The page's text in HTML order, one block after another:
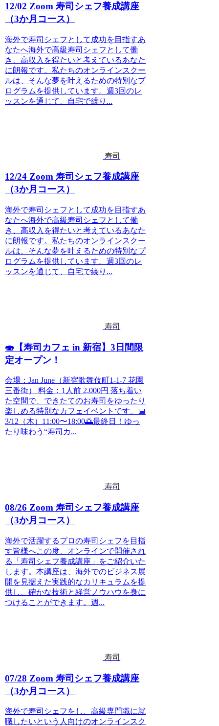
12/02 Zoom 寿司シェフ養成講座
（3か月コース）
海外で寿司シェフとして成功を目指すあ
なたへ海外で高級寿司シェフとして働
き、高収入を得たいと考えているあなた
に朗報です。私たちのオンラインスクー
ルは、そんな夢を叶えるための特別なプ
ログラムを提供しています。週3回のレ
ッスンを通じて、自宅で繰り...
寿司
12/24 Zoom 寿司シェフ養成講座
（3か月コース）
海外で寿司シェフとして成功を目指すあ
なたへ海外で高級寿司シェフとして働
き、高収入を得たいと考えているあなた
に朗報です。私たちのオンラインスクー
ルは、そんな夢を叶えるための特別なプ
ログラムを提供しています。週3回のレ
ッスンを通じて、自宅で繰り...
寿司
🍣【寿司カフェ in 新宿】3日間限
定オープン！
会場：Jan June（新宿歌舞伎町1-1-7 花園
三番街） 料金：1人前 2,000円 落ち着い
た空間で、できたてのお寿司をゆったり
楽しめる特別なカフェイベントです。📅
3/12（木）11:00〜18:00🌅最終日！ゆっ
たり味わう“寿司カ...
寿司
08/26 Zoom 寿司シェフ養成講座
（3か月コース）
海外で活躍するプロの寿司シェフを目指
す皆様へこの度、オンラインで開催され
る「寿司シェフ養成講座」をご紹介いた
します。本講座は、海外でのビジネス展
開を見据えた実践的なカリキュラムを提
供し、確かな技術と経営ノウハウを身に
つけることができます。週...
寿司
07/28 Zoom 寿司シェフ養成講座
（3か月コース）
海外で寿司シェフをし、高級専門職に就
職したいという人向けのオンラインスク